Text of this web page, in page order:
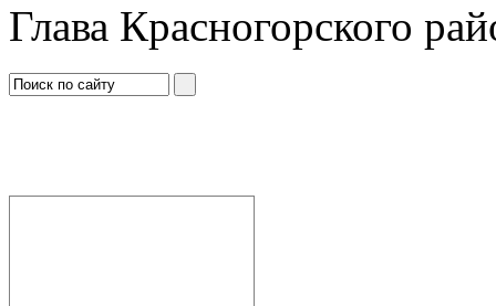
Глава Красногорского